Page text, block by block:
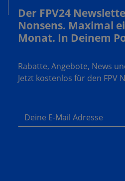
Der FPV24
Nonsens. Maximal
Monat. In Deinem
Rabatte, Angebote, News
Jetzt kostenlos für den FPV
Deine E-Mail Adresse